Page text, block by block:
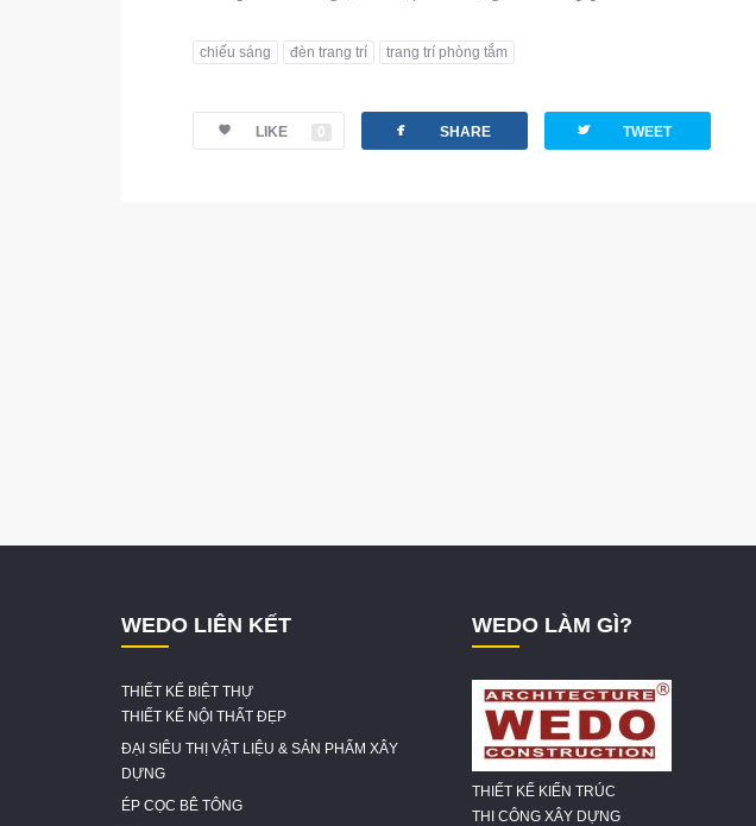
chiếu sáng đèn trang trí trang trí phòng tắm
LIKE 0 facebook SHARE twitterbird TWEET
WEDO LIÊN KẾT
THIẾT KẾ BIỆT THỰ
THIẾT KẾ NỘI THẤT ĐẸP
ĐẠI SIÊU THỊ VẬT LIỆU & SẢN PHẨM XÂY
DỰNG
ÉP CỌC BÊ TÔNG
WEDO LÀM GÌ?
THIẾT KẾ KIẾN TRÚC
THI CÔNG XÂY DỰNG